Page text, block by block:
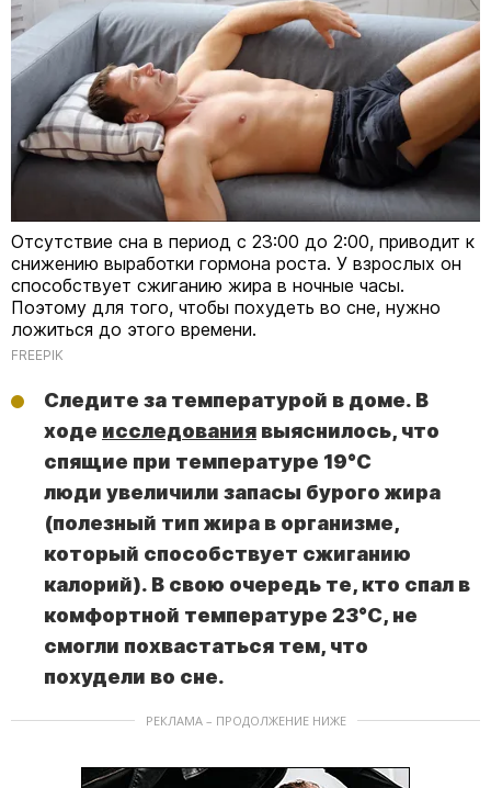
Отсутствие сна в период с 23:00 до 2:00, приводит к
снижению выработки гормона роста. У взрослых он
способствует сжиганию жира в ночные часы.
Поэтому для того, чтобы похудеть во сне, нужно
ложиться до этого времени.
FREEPIK
Следите за температурой в доме. В
ходе исследования выяснилось, что
спящие при температуре 19°C
люди увеличили запасы бурого жира
(полезный тип жира в организме,
который способствует сжиганию
калорий). В свою очередь те, кто спал в
комфортной температуре 23°C, не
смогли похвастаться тем, что
похудели во сне.
РЕКЛАМА – ПРОДОЛЖЕНИЕ НИЖЕ